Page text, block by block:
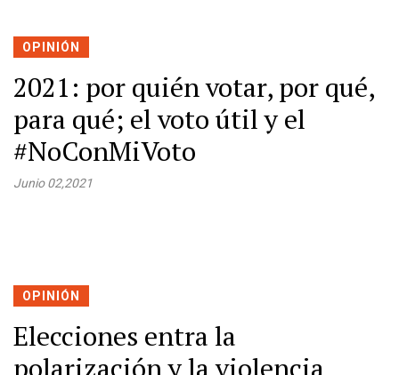
OPINIÓN
2021: por quién votar, por qué,
para qué; el voto útil y el
#NoConMiVoto
Junio 02,2021
OPINIÓN
Elecciones entra la
polarización y la violencia